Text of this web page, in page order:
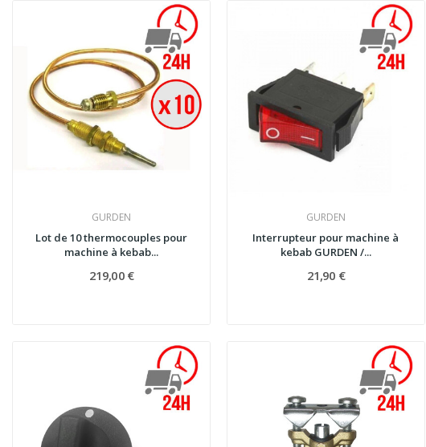
GURDEN
Lot de 10 thermocouples pour
machine à kebab...
219,00 €
GURDEN
Interrupteur pour machine à
kebab GURDEN /...
21,90 €